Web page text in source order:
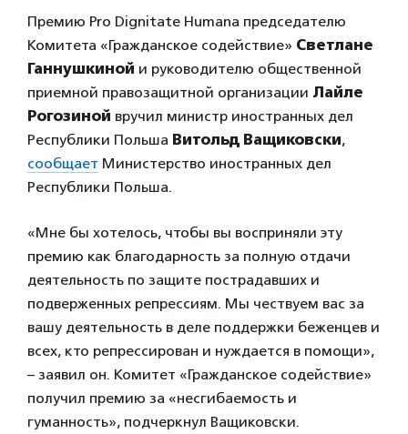
Премию Pro Dignitate Humana председателю
Комитета «Гражданское содействие» Светлане
Ганнушкиной и руководителю общественной
приемной правозащитной организации Лайле
Рогозиной вручил министр иностранных дел
Республики Польша Витольд Ващиковски,
сообщает Министерство иностранных дел
Республики Польша.
«Мне бы хотелось, чтобы вы восприняли эту
премию как благодарность за полную отдачи
деятельность по защите пострадавших и
подверженных репрессиям. Мы чествуем вас за
вашу деятельность в деле поддержки беженцев и
всех, кто репрессирован и нуждается в помощи»,
– заявил он. Комитет «Гражданское содействие»
получил премию за «несгибаемость и
гуманность», подчеркнул Ващиковски.